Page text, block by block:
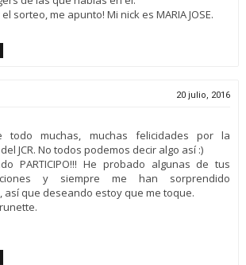
sorteo, me apunto! Mi nick es MARIA JOSE.
20 julio, 2016
todo muchas, muchas felicidades por la
JCR. No todos podemos decir algo así :)
PARTICIPO!!! He probado algunas de tus
y siempre me han sorprendido
así que deseando estoy que me toque.